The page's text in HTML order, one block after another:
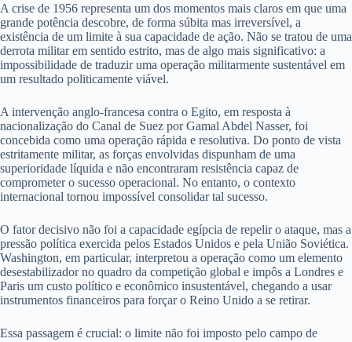
A crise de 1956 representa um dos momentos mais claros em que uma
grande potência descobre, de forma súbita mas irreversível, a
existência de um limite à sua capacidade de ação. Não se tratou de uma
derrota militar em sentido estrito, mas de algo mais significativo: a
impossibilidade de traduzir uma operação militarmente sustentável em
um resultado politicamente viável.
A intervenção anglo-francesa contra o Egito, em resposta à
nacionalização do Canal de Suez por Gamal Abdel Nasser, foi
concebida como uma operação rápida e resolutiva. Do ponto de vista
estritamente militar, as forças envolvidas dispunham de uma
superioridade líquida e não encontraram resistência capaz de
comprometer o sucesso operacional. No entanto, o contexto
internacional tornou impossível consolidar tal sucesso.
O fator decisivo não foi a capacidade egípcia de repelir o ataque, mas a
pressão política exercida pelos Estados Unidos e pela União Soviética.
Washington, em particular, interpretou a operação como um elemento
desestabilizador no quadro da competição global e impôs a Londres e
Paris um custo político e econômico insustentável, chegando a usar
instrumentos financeiros para forçar o Reino Unido a se retirar.
Essa passagem é crucial: o limite não foi imposto pelo campo de